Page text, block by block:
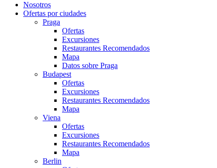
Nosotros
Ofertas por ciudades
Praga
Ofertas
Excursiones
Restaurantes Recomendados
Mapa
Datos sobre Praga
Budapest
Ofertas
Excursiones
Restaurantes Recomendados
Mapa
Viena
Ofertas
Excursiones
Restaurantes Recomendados
Mapa
Berlin